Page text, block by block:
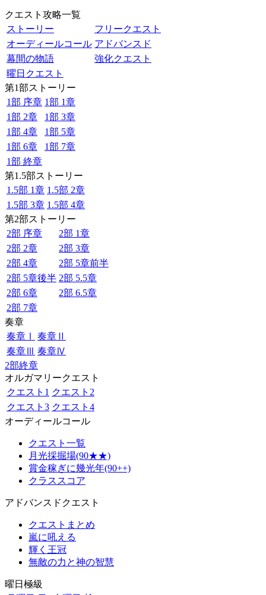
クエスト攻略一覧
ストーリー
フリークエスト
オーディールコール アドバンスド
幕間の物語
強化クエスト
曜日クエスト
第1部ストーリー
1部 序章 1部 1章
1部 2章
1部 3章
1部 4章
1部 5章
1部 6章
1部 7章
1部 終章
第1.5部ストーリー
1.5部 1章 1.5部 2章
1.5部 3章 1.5部 4章
第2部ストーリー
2部 序章
2部 1章
2部 2章
2部 3章
2部 4章
2部 5章前半
2部 5章後半 2部 5.5章
2部 6章
2部 6.5章
2部 7章
奏章
奏章Ⅰ
奏章Ⅱ
奏章Ⅲ 奏章Ⅳ
2部終章
オルガマリークエスト
クエスト1 クエスト2
クエスト3 クエスト4
オーディールコール
クエスト一覧
月光採掘場(90★★)
賞金稼ぎに幾光年(90++)
クラススコア
アドバンスドクエスト
クエストまとめ
嵐に吼える
輝く王冠
無敵の力と神の智慧
曜日極級